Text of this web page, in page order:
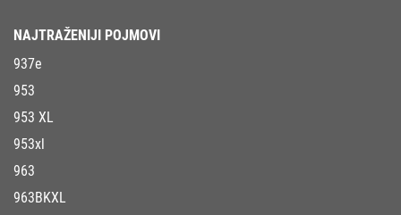
NAJTRAŽENIJI POJMOVI
937e
953
953 XL
953xl
963
963BKXL